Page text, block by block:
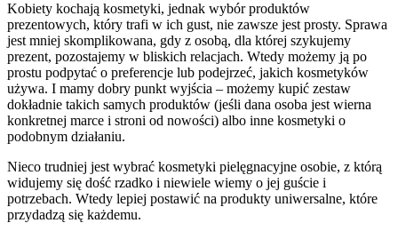
Kobiety kochają kosmetyki, jednak wybór produktów
prezentowych, który trafi w ich gust, nie zawsze jest prosty. Sprawa
jest mniej skomplikowana, gdy z osobą, dla której szykujemy
prezent, pozostajemy w bliskich relacjach. Wtedy możemy ją po
prostu podpytać o preferencje lub podejrzeć, jakich kosmetyków
używa. I mamy dobry punkt wyjścia – możemy kupić zestaw
dokładnie takich samych produktów (jeśli dana osoba jest wierna
konkretnej marce i stroni od nowości) albo inne kosmetyki o
podobnym działaniu.
Nieco trudniej jest wybrać kosmetyki pielęgnacyjne osobie, z którą
widujemy się dość rzadko i niewiele wiemy o jej guście i
potrzebach. Wtedy lepiej postawić na produkty uniwersalne, które
przydadzą się każdemu.